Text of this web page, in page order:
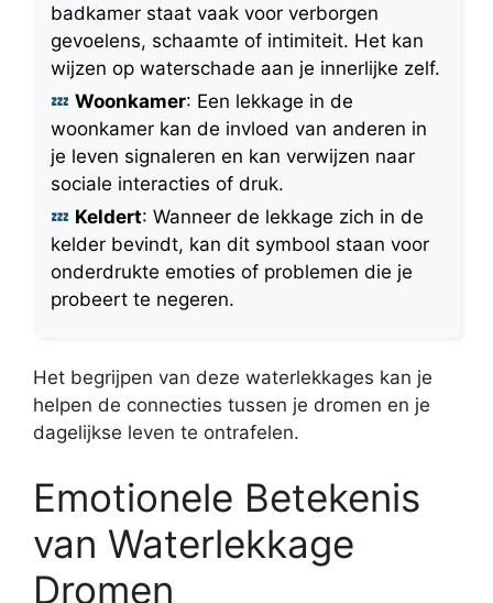
badkamer staat vaak voor verborgen
gevoelens, schaamte of intimiteit. Het kan
wijzen op waterschade aan je innerlijke zelf.
Woonkamer: Een lekkage in de
woonkamer kan de invloed van anderen in
je leven signaleren en kan verwijzen naar
sociale interacties of druk.
Keldert: Wanneer de lekkage zich in de
kelder bevindt, kan dit symbool staan voor
onderdrukte emoties of problemen die je
probeert te negeren.
Het begrijpen van deze waterlekkages kan je
helpen de connecties tussen je dromen en je
dagelijkse leven te ontrafelen.
Emotionele Betekenis
van Waterlekkage
Dromen